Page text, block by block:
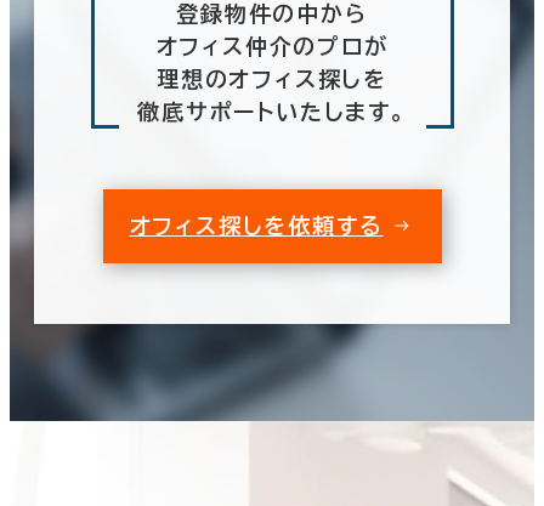
登録物件の中から
オフィス仲介のプロが
理想のオフィス探しを
徹底サポートいたします。
オフィス探しを依頼する